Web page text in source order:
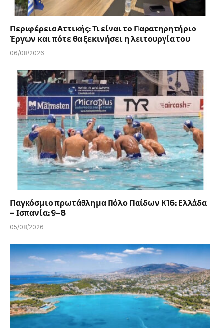
Περιφέρεια Αττικής: Τι είναι το Παρατηρητήριο
Έργων και πότε θα ξεκινήσει η λειτουργία του
06/08/2026
Παγκόσμιο πρωτάθλημα Πόλο Παίδων Κ16: Ελλάδα
– Ισπανία: 9-8
05/08/2026